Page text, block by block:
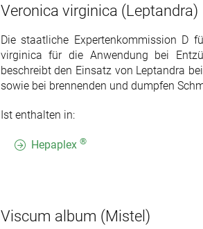
Veronica virginica (Leptandra)
Die staatliche Expertenkommission D
virginica für die Anwendung bei
beschreibt den Einsatz von Leptandra
sowie bei brennenden und dumpfen
Ist enthalten in:
Hepaplex ®
Viscum album (Mistel)